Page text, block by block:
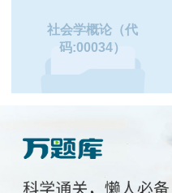
社会学概论（代
码:00034）